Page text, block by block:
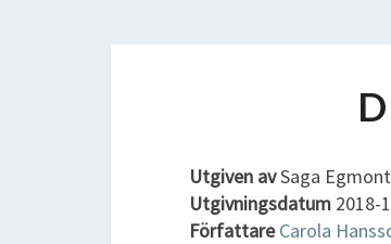
Utgiven avSaga Egmont
Utgivningsdatum 2018-
Författare Carola